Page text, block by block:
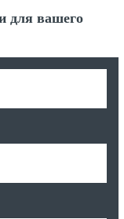
для вашего